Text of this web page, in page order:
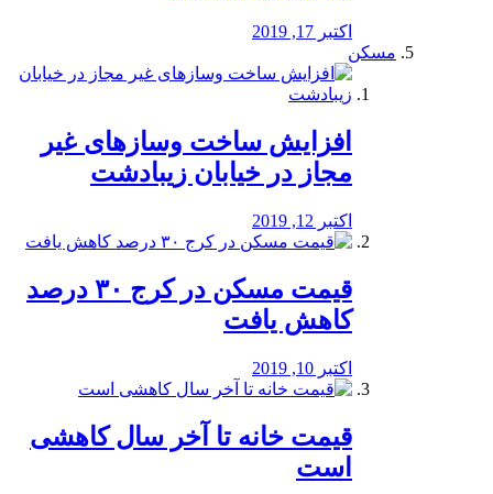
اکتبر 17, 2019
مسکن
افزایش ساخت وسازهای غیر
مجاز در خیابان زیبادشت
اکتبر 12, 2019
️قیمت مسکن در کرج ۳۰ درصد
کاهش یافت
اکتبر 10, 2019
قیمت خانه تا آخر سال کاهشی
است